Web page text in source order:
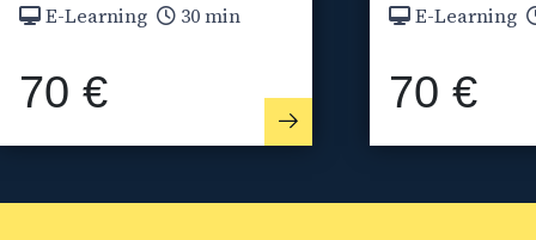
E-Learning 30 min
70 €
E-Learning
70 €